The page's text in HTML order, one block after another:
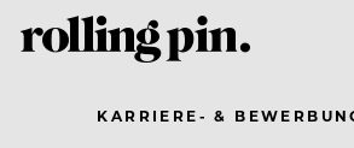
KARRIERE- &